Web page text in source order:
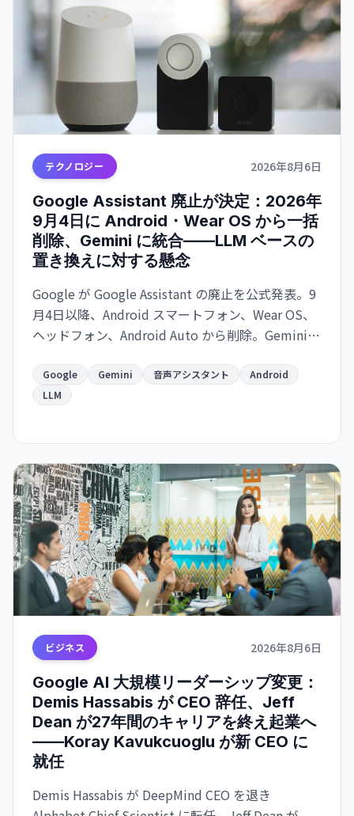
テクノロジー 2026年8月6日
Google Assistant 廃止が決定：2026年
9月4日に Android・Wear OS から一括
削除、Gemini に統合——LLM ベースの
置き換えに対する懸念
Google が Google Assistant の廃止を公式発表。9
月4日以降、Android スマートフォン、Wear OS、
ヘッドフォン、Android Auto から削除。Gemini
LLM への移行に対する信頼性の懸念が浮上。
Google Gemini 音声アシスタント
Android
LLM
ビジネス 2026年8月6日
Google AI 大規模リーダーシップ変更：
Demis Hassabis が CEO 辞任、Jeff
Dean が27年間のキャリアを終え起業へ
——Koray Kavukcuoglu が新 CEO に
就任
Demis Hassabis が DeepMind CEO を退き